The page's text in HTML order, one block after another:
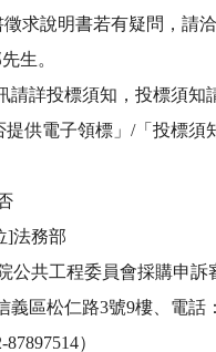
求說明書若有疑問，請
生。
請詳投標須知，投標須知
提供電子領標」/「投標須
]法務部
公共工程委員會採購申訴
義區松仁路3號9樓、電話
）